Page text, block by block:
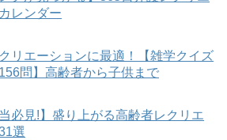
レンダー
リエーションに最適！【雑学クイズ
問】高齢者から子供まで
当必見!】盛り上がる高齢者レクリエ
選